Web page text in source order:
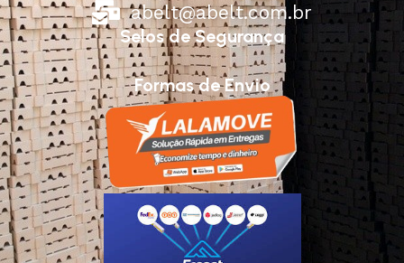
abelt@abelt.com.br
Selos de Segurança
Formas de Envio